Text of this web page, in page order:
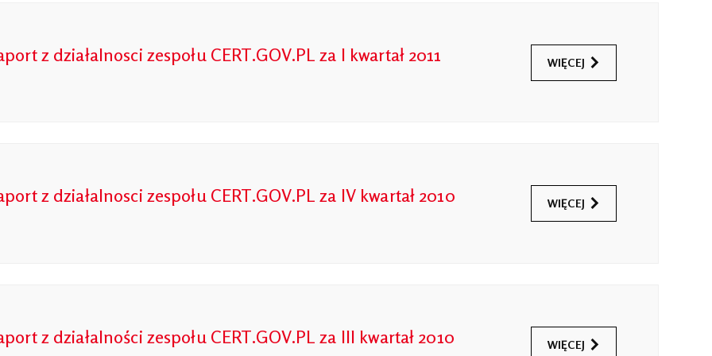
z działalnosci zespołu CERT.GOV.PL za I kwartał 2011 WIĘCEJ
z działalnosci zespołu CERT.GOV.PL za IV kwartał 2010 WIĘCEJ
z działalności zespołu CERT.GOV.PL za III kwartał 2010 WIĘCEJ